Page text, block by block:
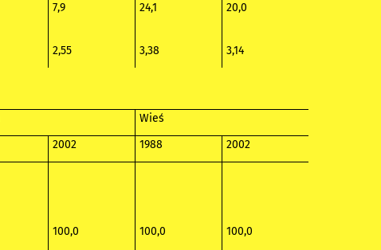
7,9 24,1
20,0
2,55 3,38 3,14
Wieś
2002 1988
2002
100,0 100,0
100,0